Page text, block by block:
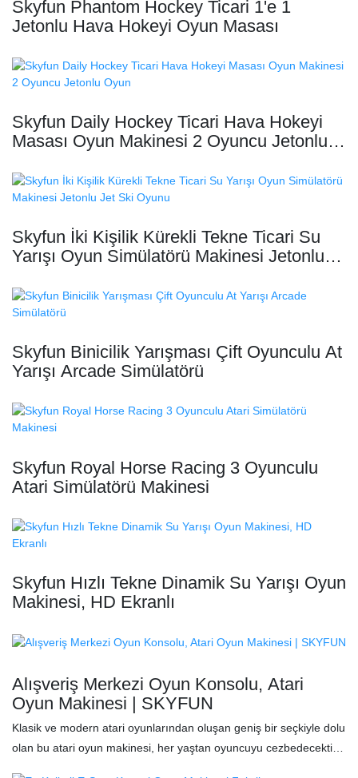
Skyfun Phantom Hockey Ticari 1'e 1
Jetonlu Hava Hokeyi Oyun Masası
Skyfun Daily Hockey Ticari Hava Hokeyi
Masası Oyun Makinesi 2 Oyuncu Jetonlu
Skyfun İki Kişilik Kürekli Tekne Ticari Su
Yarışı Oyun Simülatörü Makinesi Jetonlu
Skyfun Binicilik Yarışması Çift Oyunculu At
Yarışı Arcade Simülatörü
Skyfun Royal Horse Racing 3 Oyunculu
Atari Simülatörü Makinesi
Skyfun Hızlı Tekne Dinamik Su Yarışı Oyun
Makinesi, HD Ekranlı
Alışveriş Merkezi Oyun Konsolu, Atari
Oyun Makinesi | SKYFUN
Klasik ve modern atari oyunlarından oluşan geniş bir seçkiyle dolu
olan bu atari oyun makinesi, her yaştan oyuncuyu cezbedecektir.